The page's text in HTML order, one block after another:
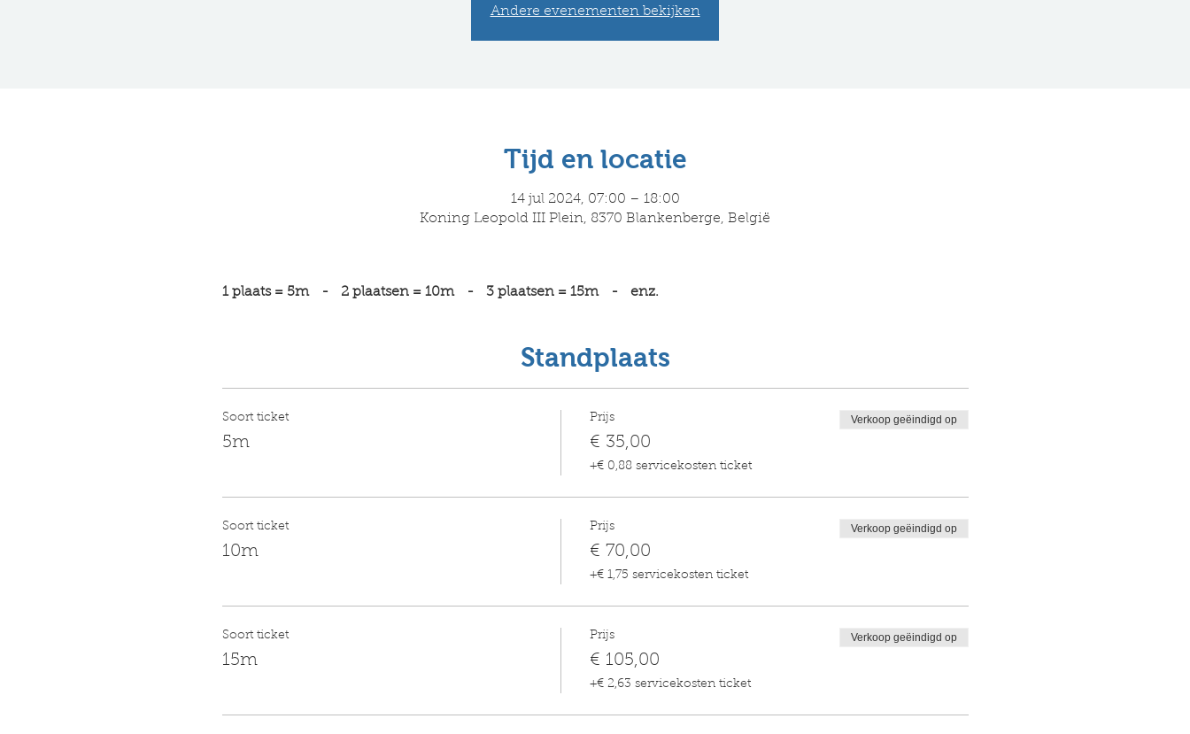
Andere evenementen bekijken
Tijd en locatie
14 jul 2024, 07:00 – 18:00
Koning Leopold III Plein, 8370 Blankenberge, België
1 plaats = 5m   -   2 plaatsen = 10m   -   3 plaatsen = 15m   -   enz.
Standplaats
Soort ticket
5m
Prijs
€ 35,00
+€ 0,88 servicekosten ticket
Verkoop geëindigd op
Soort ticket
10m
Prijs
€ 70,00
+€ 1,75 servicekosten ticket
Verkoop geëindigd op
Soort ticket
15m
Prijs
€ 105,00
+€ 2,63 servicekosten ticket
Verkoop geëindigd op